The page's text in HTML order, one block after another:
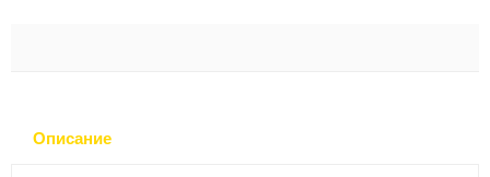
Описание